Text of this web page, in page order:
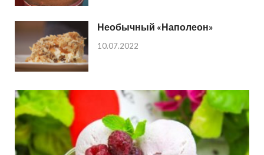
Необычный «Наполеон»
10.07.2022